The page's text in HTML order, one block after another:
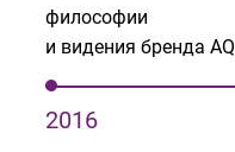
философии
и видения бренда AQ
2016